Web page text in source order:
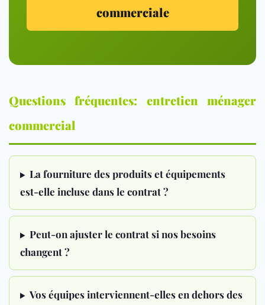
commerciale
Questions fréquentes: entretien ménager
commercial
La fourniture des produits et équipements
est-elle incluse dans le contrat ?
Peut-on ajuster le contrat si nos besoins
changent ?
Vos équipes interviennent-elles en dehors des